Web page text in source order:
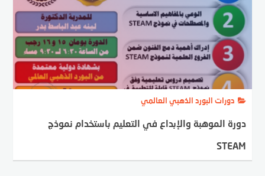
دورات البورد الذهبي العالمي
دورة الموهبة والإبداع في التعليم باستخدام نموذج
STEAM